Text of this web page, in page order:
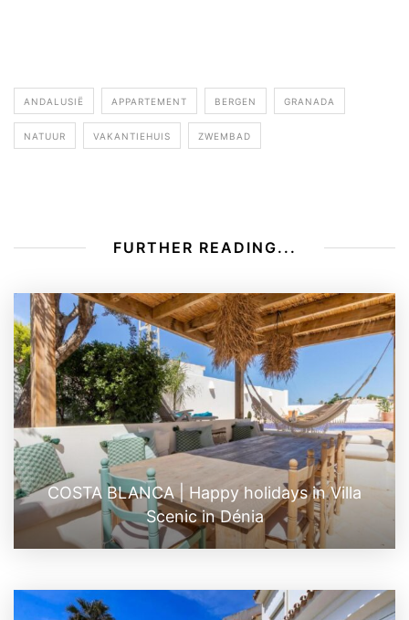
ANDALUSIË APPARTEMENT BERGEN GRANADA
NATUUR VAKANTIEHUIS ZWEMBAD
FURTHER READING...
COSTA BLANCA | Happy holidays in Villa
Scenic in Dénia